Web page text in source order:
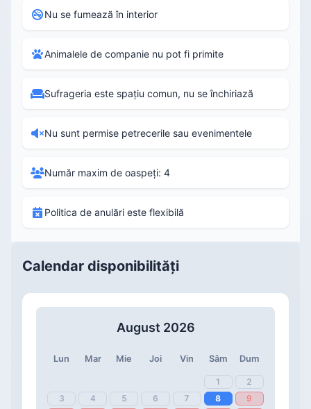
Nu se fumează în interior
Animalele de companie nu pot fi primite
Sufrageria este spațiu comun, nu se închiriază
Nu sunt permise petrecerile sau evenimentele
Număr maxim de oaspeți: 4
Politica de anulări este flexibilă
Calendar disponibilități
August 2026
Lun Mar Mie Joi Vin Sâm Dum
1
2
3
4 5 6 7 8
9